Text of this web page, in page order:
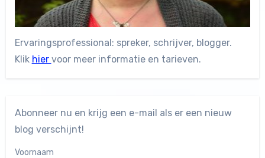
Ervaringsprofessional: spreker, schrijver, blogger.
Klik hier voor meer informatie en tarieven.
Abonneer nu en krijg een e-mail als er een nieuw
blog verschijnt!
Voornaam